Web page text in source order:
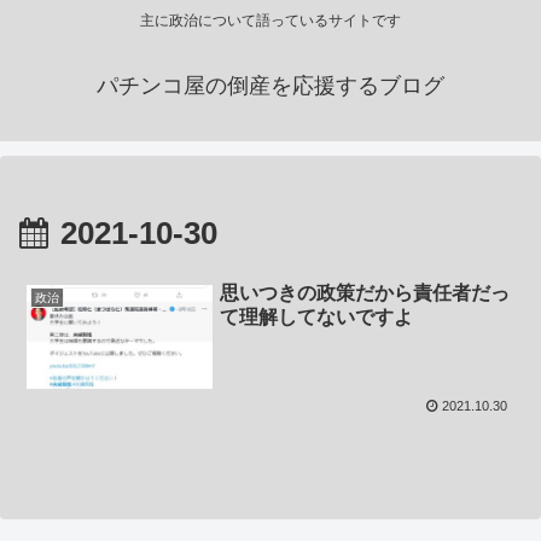
主に政治について語っているサイトです
パチンコ屋の倒産を応援するブログ
2021-10-30
政治
思いつきの政策だから責任者だっ
て理解してないですよ
2021.10.30